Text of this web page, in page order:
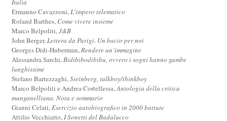
Italia
Ermanno Cavazzoni,L'impero telematico
Roland Barthes, Come vivere insieme
Marco Belpoliti,J&B
John Berger,Lettera da Parigi. Un bacio per noi
Georges Didi-Huberman,Rendere un’immagine
Alessandra Sarchi,Bidibibodibibu, ovvero i sogni hanno gambe
lunghissime
Stefano Bartezzaghi,Steinberg, talkboy/thinkboy
Marco Belpoliti e Andrea Cortellessa,Antologia della critica
manganelliana. Nota e sommario
Gianni Celati,Esercizio autobiografico in 2000 battute
Attilio Vecchiatto,I Sonetti del Badalucco